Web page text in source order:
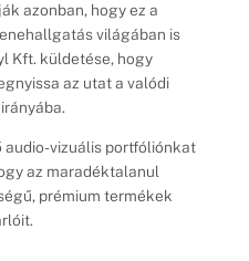
azonban, hogy ez a
világában is
Kft. küldetése, hogy
az utat a valódi
vizuális portfóliónkat
az maradéktalanul
prémium termékek